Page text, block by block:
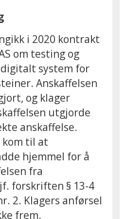
i 2020 kontrakt
om testing og
system for
Anskaffelsen
og klager
utgjorde
anskaffelse.
kom til at
hjemmel for å
fra
forskriften § 13-4
2. Klagers anførsel
frem.